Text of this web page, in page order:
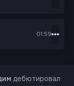
01:59
дебютировал